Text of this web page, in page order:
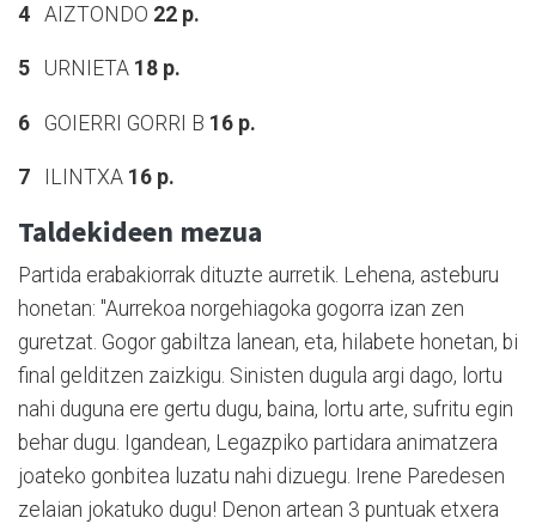
4 AIZTONDO 22 p.
5 URNIETA 18 p.
6 GOIERRI GORRI B 16 p.
7 ILINTXA 16 p.
Taldekideen mezua
Partida erabakiorrak dituzte aurretik. Lehena, asteburu
honetan: "Aurrekoa norgehiagoka gogorra izan zen
guretzat. Gogor gabiltza lanean, eta, hilabete honetan, bi
final gelditzen zaizkigu. Sinisten dugula argi dago, lortu
nahi duguna ere gertu dugu, baina, lortu arte, sufritu egin
behar dugu. Igandean, Legazpiko partidara animatzera
joateko gonbitea luzatu nahi dizuegu. Irene Paredesen
zelaian jokatuko dugu! Denon artean 3 puntuak etxera